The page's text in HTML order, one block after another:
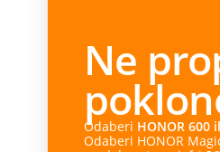
Ne
Odaberi HONOR 600
Odaberi HONOR